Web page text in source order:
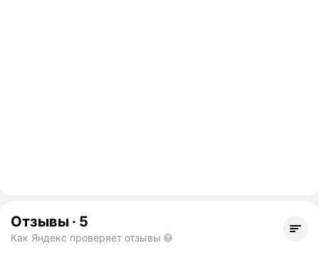
Отзывы · 5
Как Яндекс проверяет отзывы